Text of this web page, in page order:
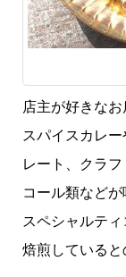
店主が好きな
スパイスカレ
レート、クラ
コール類など
スペシャルテ
焙煎していると